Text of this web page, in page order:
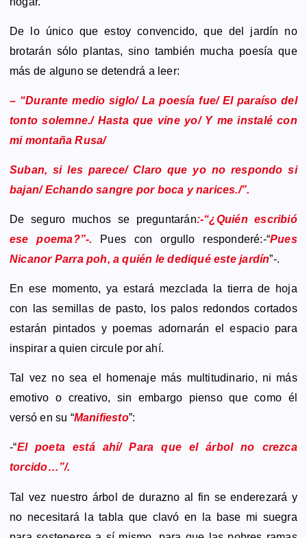
De lo único que estoy convencido, que del jardín no
brotarán sólo plantas, sino también mucha poesía que
más de alguno se detendrá a leer:
– “Durante medio siglo/ La poesía fue/ El paraíso del
tonto solemne./ Hasta que vine yo/ Y me instalé con
mi montaña Rusa/
Suban, si les parece/ Claro que yo no respondo si
bajan/ Echando sangre por boca y narices./”.
De seguro muchos se preguntarán:-“¿Quién escribió
ese poema?”-. Pues con orgullo responderé:-“Pues
Nicanor Parra poh, a quién le dediqué este jardín”-.
En ese momento, ya estará mezclada la tierra de hoja
con las semillas de pasto, los palos redondos cortados
estarán pintados y poemas adornarán el espacio para
inspirar a quien circule por ahí.
Tal vez no sea el homenaje más multitudinario, ni más
emotivo o creativo, sin embargo pienso que como él
versó en su “Manifiesto”:
-“El poeta está ahí/ Para que el árbol no crezca
torcido…”/.
Tal vez nuestro árbol de durazno al fin se enderezará y
no necesitará la tabla que clavó en la base mi suegra